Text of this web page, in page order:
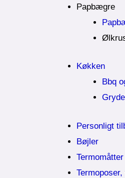
Papbægre
Køkken
Bbq
Personligt
Bøjler
Termomåtter